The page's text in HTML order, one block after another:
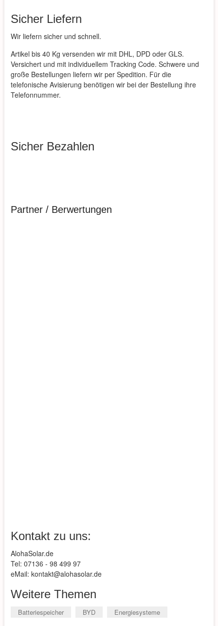
Sicher Liefern
Wir liefern sicher und schnell.
Artikel bis 40 Kg versenden wir mit DHL, DPD oder GLS.
Versichert und mit individuellem Tracking Code. Schwere und
große Bestellungen liefern wir per Spedition. Für die
telefonische Avisierung benötigen wir bei der Bestellung ihre
Telefonnummer.
Sicher Bezahlen
Partner / Berwertungen
Kontakt zu uns:
AlohaSolar.de
Tel: 07136 - 98 499 97
eMail: kontakt@alohasolar.de
Weitere Themen
Batteriespeicher BYD Energiesysteme